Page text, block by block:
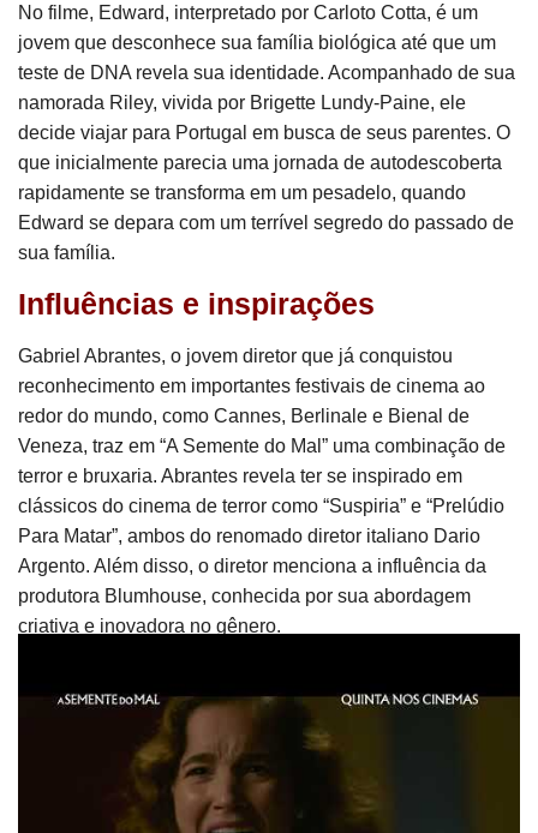
No filme, Edward, interpretado por Carloto Cotta, é um
jovem que desconhece sua família biológica até que um
teste de DNA revela sua identidade. Acompanhado de sua
namorada Riley, vivida por Brigette Lundy-Paine, ele
decide viajar para Portugal em busca de seus parentes. O
que inicialmente parecia uma jornada de autodescoberta
rapidamente se transforma em um pesadelo, quando
Edward se depara com um terrível segredo do passado de
sua família.
Influências e inspirações
Gabriel Abrantes, o jovem diretor que já conquistou
reconhecimento em importantes festivais de cinema ao
redor do mundo, como Cannes, Berlinale e Bienal de
Veneza, traz em “A Semente do Mal” uma combinação de
terror e bruxaria. Abrantes revela ter se inspirado em
clássicos do cinema de terror como “Suspiria” e “Prelúdio
Para Matar”, ambos do renomado diretor italiano Dario
Argento. Além disso, o diretor menciona a influência da
produtora Blumhouse, conhecida por sua abordagem
criativa e inovadora no gênero.
personagens, sem extras, um local, uma casa) e então
adicionei mais algumas regras. Eu sabia que queria que o
filme tivesse uma fotografia fluida e elegante, e que o
contraste do acampamento e a estranheza de algumas das
artes direção e caracterizações combinasse com uma